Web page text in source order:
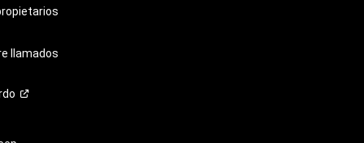
llamados